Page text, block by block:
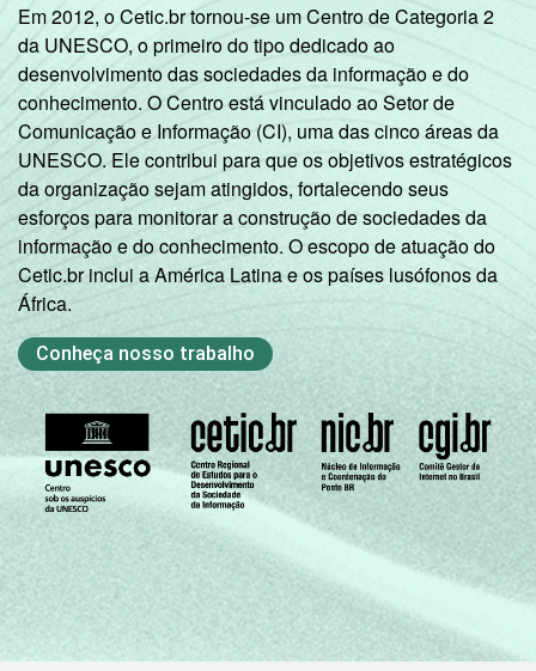
Em 2012, o Cetic.br tornou-se um Centro de Categoria 2
da UNESCO, o primeiro do tipo dedicado ao
desenvolvimento das sociedades da informação e do
conhecimento. O Centro está vinculado ao Setor de
Comunicação e Informação (CI), uma das cinco áreas da
UNESCO. Ele contribui para que os objetivos estratégicos
da organização sejam atingidos, fortalecendo seus
esforços para monitorar a construção de sociedades da
informação e do conhecimento. O escopo de atuação do
Cetic.br inclui a América Latina e os países lusófonos da
África.
Conheça nosso trabalho